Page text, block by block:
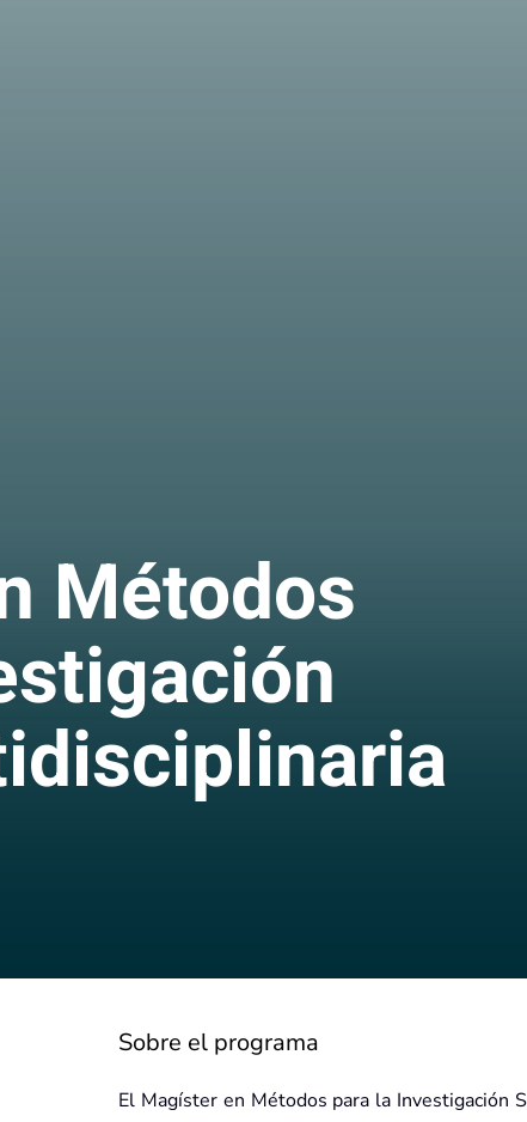
Métodos
Sobre el programa
El Magíster en Métodos para la Investigación